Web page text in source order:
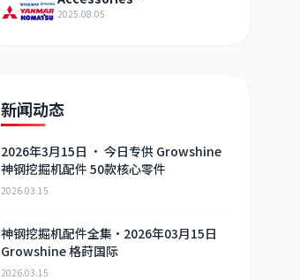
SPRING2746717 Auto Parts
2025.08.05
新闻动态
2026年3月15日 · 今日专供 Growshine
神钢挖掘机配件 50款核心零件
2026.03.15
神钢挖掘机配件全集·2026年03月15日
Growshine 格莳国际
2026.03.15